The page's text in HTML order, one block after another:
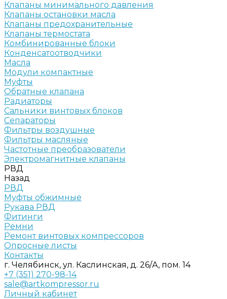
Клапаны минимального давления
Клапаны остановки масла
Клапаны предохранительные
Клапаны термостата
Комбинированные блоки
Конденсатоотводчики
Масла
Модули компактные
Муфты
Обратные клапана
Радиаторы
Сальники винтовых блоков
Сепараторы
Фильтры воздушные
Фильтры масляные
Частотные преобразователи
Электромагнитные клапаны
РВД
Назад
РВД
Муфты обжимные
Рукава РВД
Фитинги
Ремни
Ремонт винтовых компрессоров
Опросные листы
Контакты
г. Челябинск, ул. Каслинская, д. 26/А, пом. 14
+7 (351) 270-98-14
sale@artkompressor.ru
Личный кабинет